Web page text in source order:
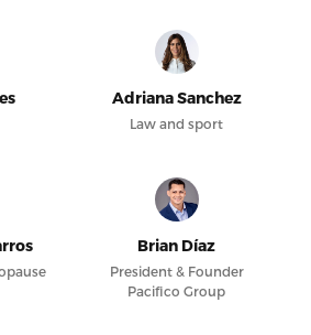
Adriana Sanchez
Law and sport
Brian Díaz
President & Founder
Pacifico Group